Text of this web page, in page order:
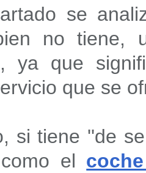
se
no tiene,
ya que
que se
si tiene ''de
el